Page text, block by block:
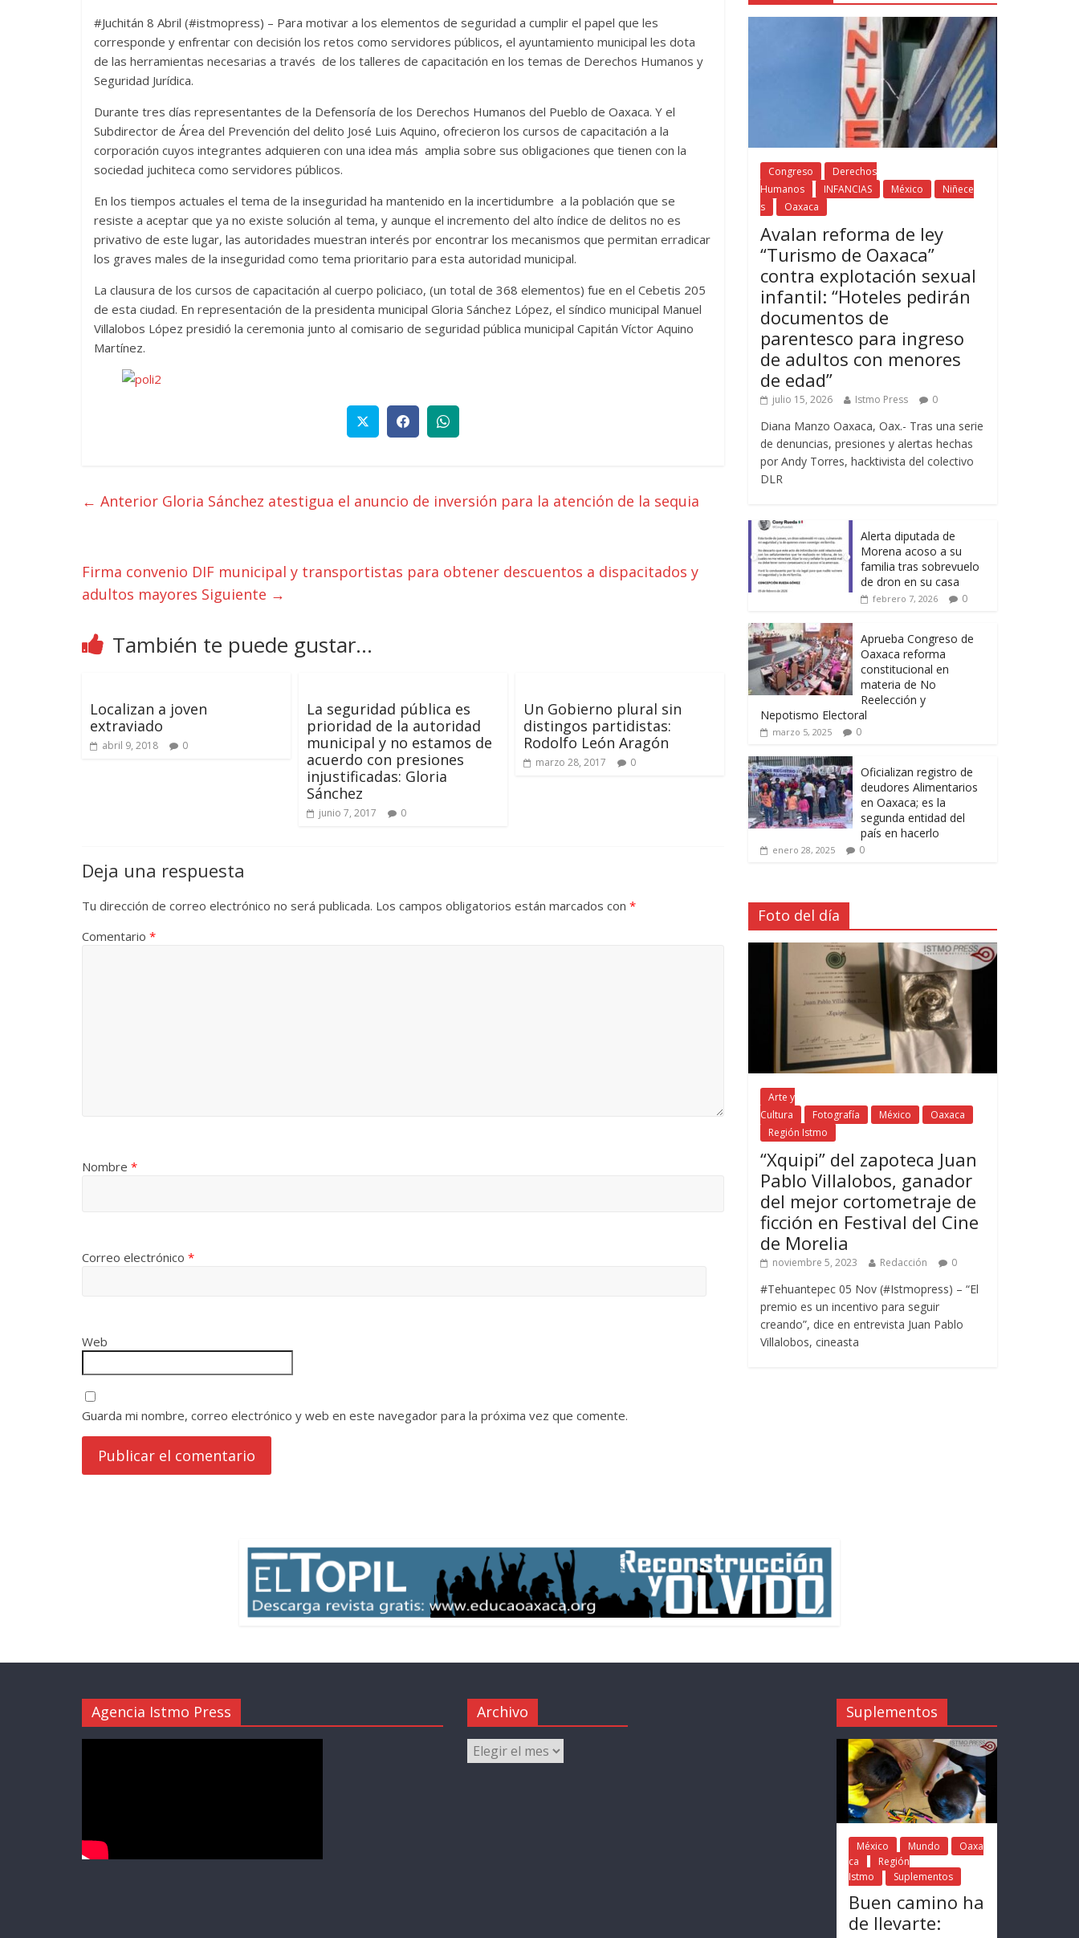
#Juchitán 8 Abril (#istmopress) – Para motivar a los elementos de seguridad a cumplir el papel que les
corresponde y enfrentar con decisión los retos como servidores públicos, el ayuntamiento municipal les dota
de las herramientas necesarias a través de los talleres de capacitación en los temas de Derechos Humanos y
Seguridad Jurídica.
Durante tres días representantes de la Defensoría de los Derechos Humanos del Pueblo de Oaxaca. Y el
Subdirector de Área del Prevención del delito José Luis Aquino, ofrecieron los cursos de capacitación a la
corporación cuyos integrantes adquieren con una idea más amplia sobre sus obligaciones que tienen con la
sociedad juchiteca como servidores públicos.
En los tiempos actuales el tema de la inseguridad ha mantenido en la incertidumbre a la población que se
resiste a aceptar que ya no existe solución al tema, y aunque el incremento del alto índice de delitos no es
privativo de este lugar, las autoridades muestran interés por encontrar los mecanismos que permitan erradicar
los graves males de la inseguridad como tema prioritario para esta autoridad municipal.
La clausura de los cursos de capacitación al cuerpo policiaco, (un total de 368 elementos) fue en el Cebetis 205
de esta ciudad. En representación de la presidenta municipal Gloria Sánchez López, el síndico municipal Manuel
Villalobos López presidió la ceremonia junto al comisario de seguridad pública municipal Capitán Víctor Aquino
Martínez.
← Anterior Gloria Sánchez atestigua el anuncio de inversión para la atención de la sequia
Firma convenio DIF municipal y transportistas para obtener descuentos a dispacitados y
adultos mayores Siguiente →
También te puede gustar...
Localizan a joven
extraviado
abril 9, 2018 0
La seguridad pública es
prioridad de la autoridad
municipal y no estamos de
acuerdo con presiones
injustificadas: Gloria
Sánchez
junio 7, 2017 0
Un Gobierno plural sin
distingos partidistas:
Rodolfo León Aragón
marzo 28, 2017 0
Deja una respuesta
Tu dirección de correo electrónico no será publicada. Los campos obligatorios están marcados con *
Comentario *
Nombre *
Correo electrónico *
Web
Guarda mi nombre, correo electrónico y web en este navegador para la próxima vez que comente.
Congreso
Derechos
Humanos
INFANCIAS México
Niñece
s
Oaxaca
Avalan reforma de ley
“Turismo de Oaxaca”
contra explotación sexual
infantil: “Hoteles pedirán
documentos de
parentesco para ingreso
de adultos con menores
de edad”
julio 15, 2026 Istmo Press 0
Diana Manzo Oaxaca, Oax.- Tras una serie
de denuncias, presiones y alertas hechas
por Andy Torres, hacktivista del colectivo
DLR
Alerta diputada de
Morena acoso a su
familia tras sobrevuelo
de dron en su casa
febrero 7, 2026 0
Aprueba Congreso de
Oaxaca reforma
constitucional en
materia de No
Reelección y
Nepotismo Electoral
marzo 5, 2025 0
Oficializan registro de
deudores Alimentarios
en Oaxaca; es la
segunda entidad del
país en hacerlo
enero 28, 2025 0
Foto del día
Arte y
Cultura
Fotografía México
Oaxaca
Región Istmo
“Xquipi” del zapoteca Juan
Pablo Villalobos, ganador
del mejor cortometraje de
ficción en Festival del Cine
de Morelia
noviembre 5, 2023 Redacción 0
#Tehuantepec 05 Nov (#Istmopress) – “El
premio es un incentivo para seguir
creando”, dice en entrevista Juan Pablo
Villalobos, cineasta
Agencia Istmo Press Archivo Suplementos
México Mundo
Oaxa
ca
Región
Istmo
Suplementos
Buen camino ha
de llevarte: